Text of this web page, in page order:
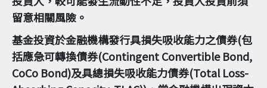
留意相關風險。
基金投資於金融機構發行具損失吸收能力之債券(包
括應急可轉換債券(Contingent Convertible Bond,
CoCo Bond)及具總損失吸收能力債券(Total Loss-